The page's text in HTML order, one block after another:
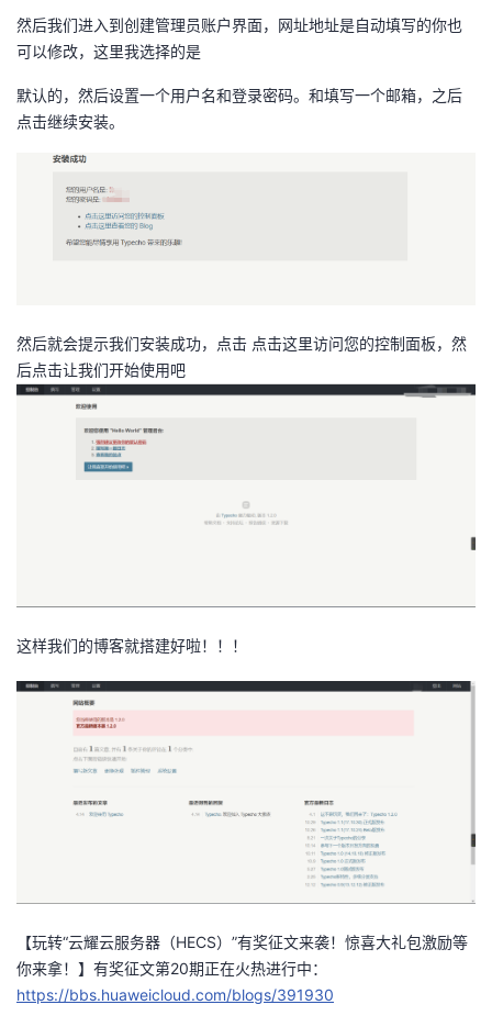
然后我们进入到创建管理员账户界面，网址地址是自动填写的你也
可以修改，这里我选择的是
默认的，然后设置一个用户名和登录密码。和填写一个邮箱，之后
点击继续安装。
然后就会提示我们安装成功，点击 点击这里访问您的控制面板，然
后点击让我们开始使用吧
这样我们的博客就搭建好啦！！！
【玩转“云耀云服务器（HECS）”有奖征文来袭！惊喜大礼包激励等
你来拿！】有奖征文第20期正在火热进行中：
https://bbs.huaweicloud.com/blogs/391930